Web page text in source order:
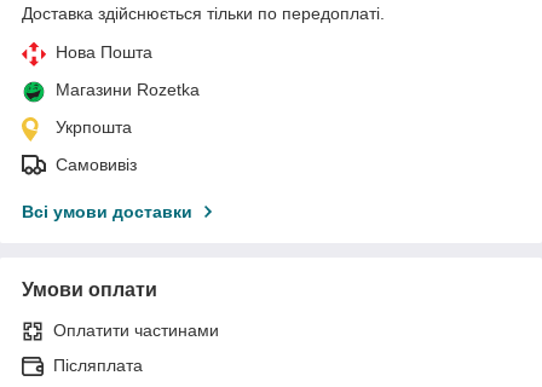
Доставка здійснюється тільки по передоплаті.
Нова Пошта
Магазини Rozetka
Укрпошта
Самовивіз
Всі умови доставки
Умови оплати
Оплатити частинами
Післяплата